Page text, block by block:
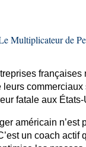
Multiplicateur de
leurs commerciaux
fatale aux États-
américain n’est
un coach actif